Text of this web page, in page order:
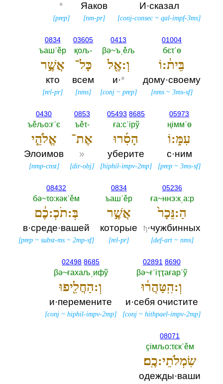
И·сказал
[conj-consec ~qal-impf-3ms]
Яаков
[nm-pr]
*
[prep]
01004
бєτˈө
בֵּית֔:וֹ
дому·своему
[nms ~3ms-sf]
0413
βә~ъˌěљ
וְ:אֶ֖ל
и·*
[conj ~prep]
03605
қољ-‎
כָּל־
всем
[nms]
0834
ъашˈěр
אֲשֶׁ֣ר
кто
[rel-pr]
05973
ңiммˈө
עִמּ֑:וֹ
с·ним
[prep ~3ms-sf]
05493 8685
ға:сˈiрў
הָסִ֜רוּ
уберите
[hiphil-impv-2mp]
0853
ъěτ-‎
אֶת־
»
[dir-obj]
0430
ъěљо:ғˈє
אֱלֹהֵ֤י
Элоимов
[nmp-cnst]
05236
ға~ннэ:кˌа:р
הַ:נֵּכָר֙
ђ·чужбинных
[def-art~ nms]
0834
ъашˈěр
אֲשֶׁ֣ר
которые
[rel-pr]
08432
бә~τо:кәкˈěм
בְּ:תֹכְ:כֶ֔ם
в·среде·вашей
[prep ~subst-ms ~2mp-sf]
02891 8690
βә~ғˈiҭҭағарˈў
וְ:הִֽטַּהֲר֔וּ
и·себя очистите
[conj ~hithpael-impv-2mp]
02498 8685
βә~ғахаљˌифў
וְ:הַחֲלִ֖יפוּ
и·перемените
[conj ~hiphil-impv-2mp]
08071
çiмљо:τєкˈěм
שִׂמְלֹתֵי:כֶֽם׃
одежды·ваши